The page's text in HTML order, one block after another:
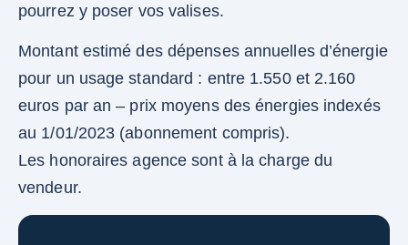
pourrez y poser vos valises.
Montant estimé des dépenses annuelles d’énergie
pour un usage standard : entre 1.550 et 2.160
euros par an – prix moyens des énergies indexés
au 1/01/2023 (abonnement compris).
Les honoraires agence sont à la charge du
vendeur.